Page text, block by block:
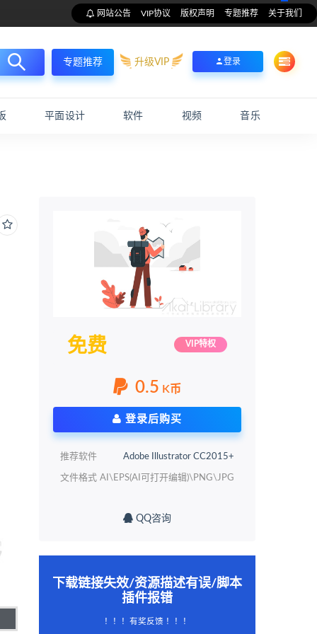
网站公告 VIP协议 版权声明 专题推荐 关于我们
专题推荐 升级VIP 登录
平面设计 软件 视频 音乐
免费 VIP特权
0.5 K币
登录后购买
推荐软件 Adobe Illustrator CC2015+
文件格式 AI\EPS(AI可打开编辑)\PNG\JPG
QQ咨询
下载链接失效/资源描述有误/脚本
插件报错
！！！有奖反馈 ！！！